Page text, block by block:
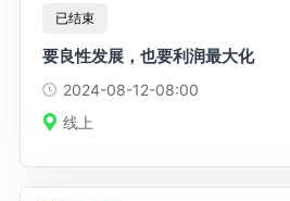
已结束
要良性发展，也要利润最大化
2024-08-12-08:00
线上